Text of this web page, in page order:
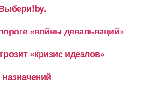
«войны девальваций»
«кризис идеалов»